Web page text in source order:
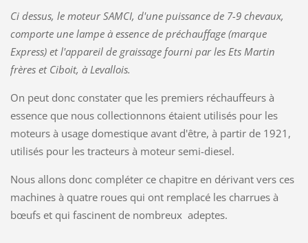
Ci dessus, le moteur SAMCI, d'une puissance de 7-9 chevaux,
comporte une lampe à essence de préchauffage (marque
Express) et l'appareil de graissage fourni par les Ets Martin
frères et Ciboit, à Levallois.
On peut donc constater que les premiers réchauffeurs à
essence que nous collectionnons étaient utilisés pour les
moteurs à usage domestique avant d'être, à partir de 1921,
utilisés pour les tracteurs à moteur semi-diesel.
Nous allons donc compléter ce chapitre en dérivant vers ces
machines à quatre roues qui ont remplacé les charrues à
bœufs et qui fascinent de nombreux adeptes.